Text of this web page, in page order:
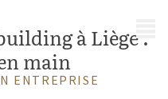
à Liège :
main
ENTREPRISE